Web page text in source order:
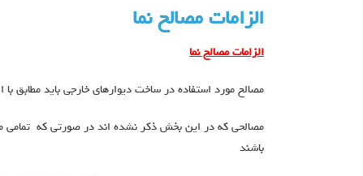
الزامات مصالح نما
الزامات مصالح نما
مصالح مورد استفاده در ساخت دیوارهاي خارجی باید مطابق
مصالحی که در این بخش ذکر نشده اند در صورتی که تمامی
باشند